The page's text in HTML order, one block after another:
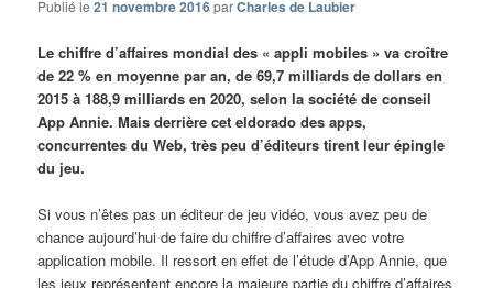
Publié le21 novembre 2016parCharles de Laubier
Le chiffre d’affaires mondial des « appli mobiles » va croître
de 22 % en moyenne par an, de 69,7 milliards de dollars en
2015 à 188,9 milliards en 2020, selon la société de conseil
App Annie. Mais derrière cet eldorado des apps,
concurrentes du Web, très peu d’éditeurs tirent leur épingle
du jeu.
Si vous n’êtes pas un éditeur de jeu vidéo, vous avez peu de
chance aujourd’hui de faire du chiffre d’affaires avec votre
application mobile. Il ressort en effet de l’étude d’App Annie, que
les jeux représentent encore la majeure partie du chiffre d’affaires